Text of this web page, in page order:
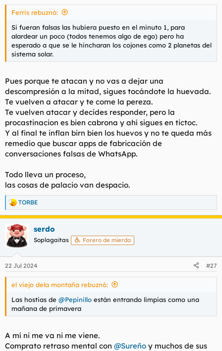
r
d
l
t
e
m
n
i
i
o
Ferris rebuznó:
Si fueran falsas las hubiera puesto en el minuto 1, para
alardear un poco (todos tenemos algo de ego) pero ha
esperado a que se le hincharan los cojones como 2 planetas del
sistema solar.
Pues porque te atacan y no vas a dejar una
descompresión a la mitad, sigues tocándote la huevada.
Te vuelven a atacar y te come la pereza.
Te vuelven atacar y decides responder, pero la
procastinacion es bien cabrona y ahí sigues en tictoc.
Y al final te inflan birn bien los huevos y no te queda más
remedio que buscar apps de fabricación de
conversaciones falsas de WhatsApp.
Todo lleva un proceso,
las cosas de palacio van despacio.
R
e
a
c
c
i
e
s
TORBE
serdo
Soplagaitas Forero de mierda
22 Jul 2024 #27
el viejo dela montaña rebuznó:
Las hostias de @Pepinillo están entrando limpias como una
mañana de primavera
A mí ni me va ni me viene.
Comprato retraso mental con @Sureño y muchos de sus